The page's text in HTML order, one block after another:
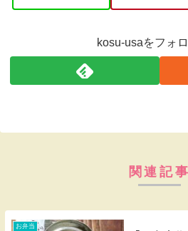
kosu-usaをフォ
関連記事
お弁当